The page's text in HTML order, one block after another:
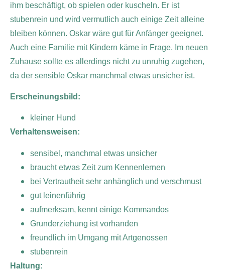
ihm beschäftigt, ob spielen oder kuscheln. Er ist
stubenrein und wird vermutlich auch einige Zeit alleine
bleiben können. Oskar wäre gut für Anfänger geeignet.
Auch eine Familie mit Kindern käme in Frage. Im neuen
Zuhause sollte es allerdings nicht zu unruhig zugehen,
da der sensible Oskar manchmal etwas unsicher ist.
Erscheinungsbild:
kleiner Hund
Verhaltensweisen:
sensibel, manchmal etwas unsicher
braucht etwas Zeit zum Kennenlernen
bei Vertrautheit sehr anhänglich und verschmust
gut leinenführig
aufmerksam, kennt einige Kommandos
Grunderziehung ist vorhanden
freundlich im Umgang mit Artgenossen
stubenrein
Haltung: